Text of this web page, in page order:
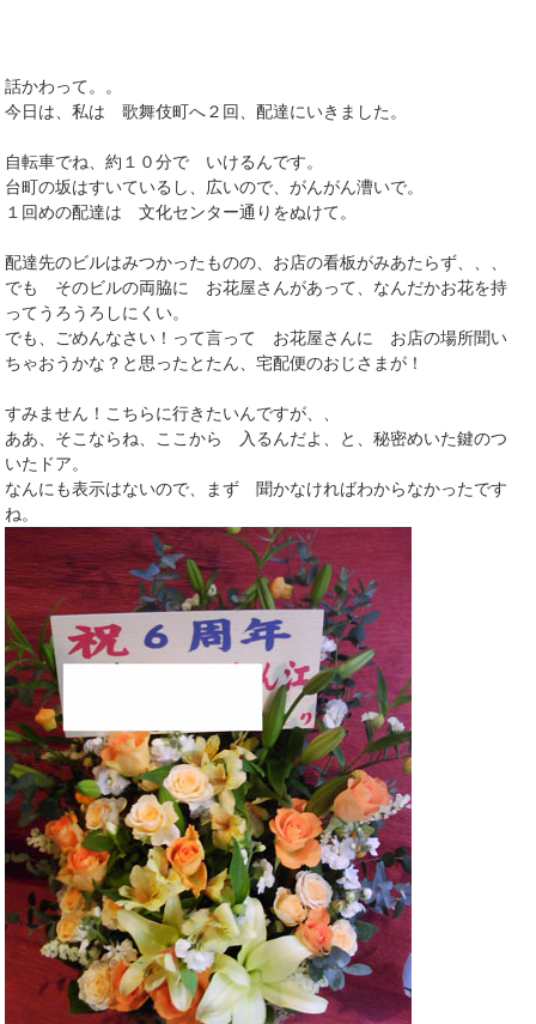
話かわって。。
今日は、私は 歌舞伎町へ２回、配達にいきました。
自転車でね、約１０分で いけるんです。
台町の坂はすいているし、広いので、がんがん漕いで。
１回めの配達は 文化センター通りをぬけて。
配達先のビルはみつかったものの、お店の看板がみあたらず、、、
でも そのビルの両脇に お花屋さんがあって、なんだかお花を持
ってうろうろしにくい。
でも、ごめんなさい！って言って お花屋さんに お店の場所聞い
ちゃおうかな？と思ったとたん、宅配便のおじさまが！
すみません！こちらに行きたいんですが、、
ああ、そこならね、ここから 入るんだよ、と、秘密めいた鍵のつ
いたドア。
なんにも表示はないので、まず 聞かなければわからなかったです
ね。